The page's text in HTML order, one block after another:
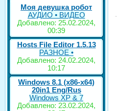
Моя девушка робот
АУДИО • ВИДЕО
Добавлено: 25.02.2024,
00:39
Hosts File Editor 1.5.13
РАЗНОЕ •
Добавлено: 24.02.2024,
10:17
Windows 8.1 (x86-x64)
20in1 Eng/Rus
Windows XP & 7
Добавлено: 23.02.2024,